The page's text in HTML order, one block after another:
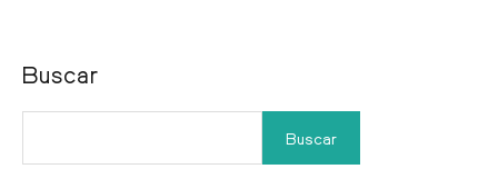
Buscar
Buscar